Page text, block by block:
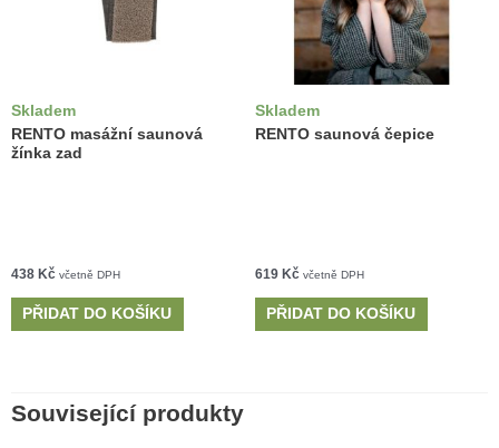
Skladem
RENTO masážní saunová
žínka zad
438 Kč včetně DPH
PŘIDAT DO KOŠÍKU
Skladem
RENTO saunová čepice
619 Kč včetně DPH
PŘIDAT DO KOŠÍKU
Související produkty